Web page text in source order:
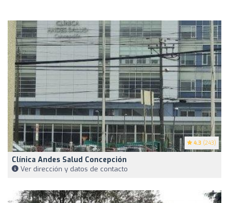
4.3 (243)
Clínica Andes Salud Concepción
Ver dirección y datos de contacto